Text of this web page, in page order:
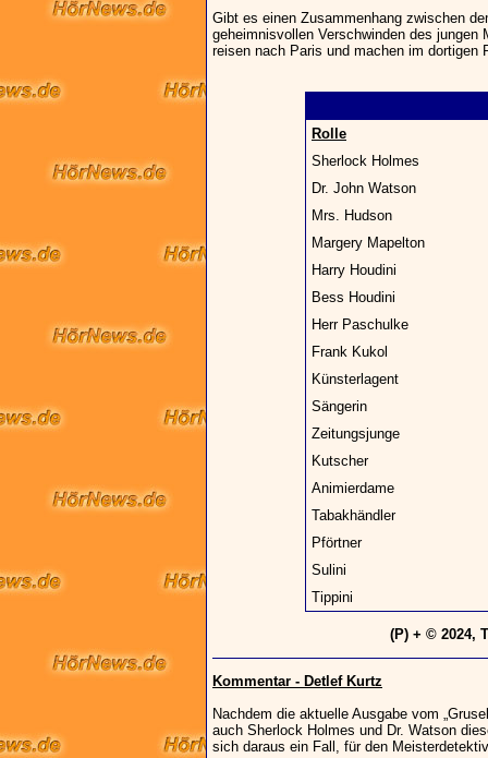
Gibt es einen Zusammenhang zwischen
geheimnisvollen Verschwinden des
reisen nach Paris und machen im
Rolle
Sherlock Holmes
Dr. John Watson
Mrs. Hudson
Margery Mapelton
Harry Houdini
Bess Houdini
Herr Paschulke
Frank Kukol
Künsterlagent
Sängerin
Zeitungsjunge
Kutscher
Animierdame
Tabakhändler
Pförtner
Sulini
Tippini
(P) + © 2024,
Kommentar - Detlef Kurtz
Nachdem die aktuelle Ausgabe vom
auch Sherlock Holmes und Dr. Watson
sich daraus ein Fall, für den